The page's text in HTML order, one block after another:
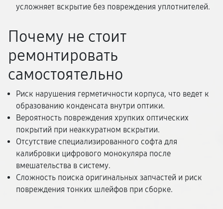
усложняет вскрытие без повреждения уплотнителей.
Почему не стоит
ремонтировать
самостоятельно
Риск нарушения герметичности корпуса, что ведет к
образованию конденсата внутри оптики.
Вероятность повреждения хрупких оптических
покрытий при неаккуратном вскрытии.
Отсутствие специализированного софта для
калибровки цифрового монокуляра после
вмешательства в систему.
Сложность поиска оригинальных запчастей и риск
повреждения тонких шлейфов при сборке.